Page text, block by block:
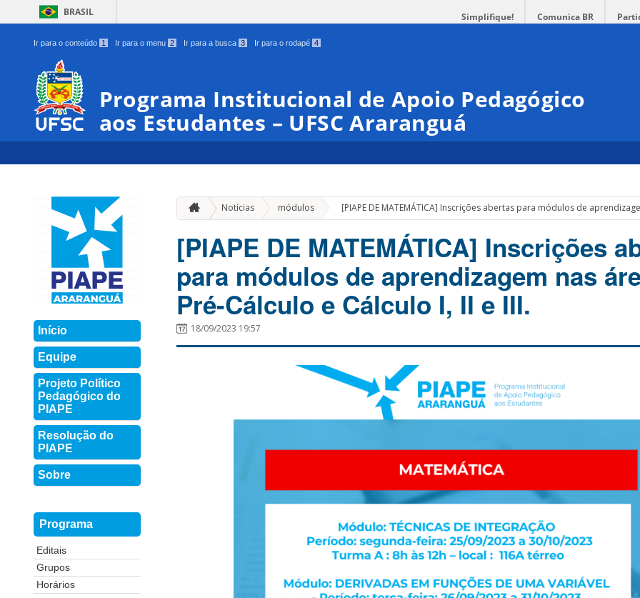
BRASIL Simplifique! Comunica BR
Ir para o conteúdo 1 Ir para o menu 2 Ir para a busca 3 Ir para o rodapé 4
Programa Institucional de Apoio Pedagógico
aos Estudantes – UFSC Araranguá
Início
Equipe
Projeto Político
Pedagógico do
PIAPE
Resolução do
PIAPE
Sobre
Programa
Editais
Grupos
Horários
Notícias módulos » [PIAPE DE MATEMÁTICA] Inscrições abertas para módulos de
[PIAPE DE MATEMÁTICA] Inscrições
para módulos de aprendizagem nas
Pré-Cálculo e Cálculo I, II e III.
18/09/2023 19:57